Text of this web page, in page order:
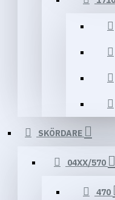
SKÖRDARE
04XX/570
470